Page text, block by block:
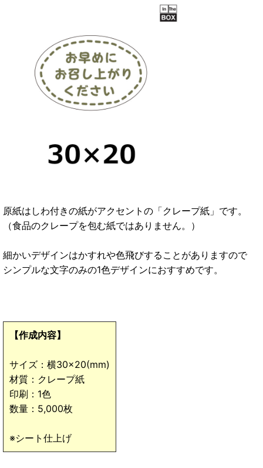
原紙はしわ付きの紙がアクセントの「クレープ紙」です。
（食品のクレープを包む紙ではありません。）
細かいデザインはかすれや色飛びすることがありますので
シンプルな文字のみの1色デザインにおすすめです。
【作成内容】
サイズ：横30×20(mm)
材質：クレープ紙
印刷：1色
数量：5,000枚
※シート仕上げ